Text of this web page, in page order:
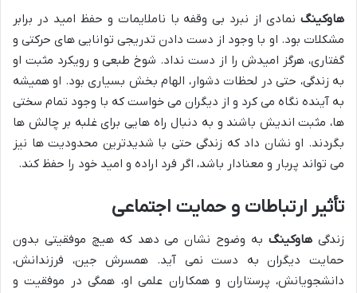
هاوکینگ نمادی از نبرد بی وقفه با ناملایمات و حفظ امید در برابر
مشکلات بود. او با وجود از دست دادن تدریجی توانایی های حرکتی و
گفتاری، هرگز امیدش را از دست نداد. شوخ طبعی و رویکرد مثبت او
به زندگی، حتی در لحظات دشوار، الهام بخش بسیاری بود. او همیشه
به آینده نگاه می کرد و از دیگران می خواست که با وجود تمام سختی
ها، مثبت اندیش باشند و به دنبال راه هایی برای غلبه بر چالش ها
بگردند. او نشان داد که زندگی حتی با شدیدترین محدودیت ها نیز
می تواند پربار و معنادار باشد، اگر فرد اراده و امید خود را حفظ کند.
تأثیر ارتباطات و حمایت اجتماعی
زندگی هاوکینگبه وضوح نشان می دهد که هیچ موفقیتی بدون
حمایت دیگران به دست نمی آید. همسرش جین، فرزندانش،
دانشجویانش، پرستاران و همکاران علمی او، همگی در موفقیت و